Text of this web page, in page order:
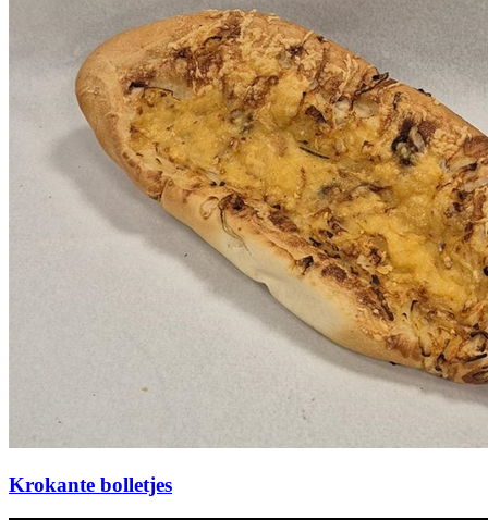
Krokante bolletjes